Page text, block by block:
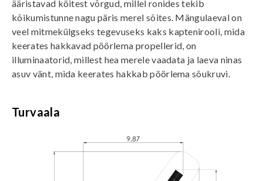
ääristavad köitest võrgud, millel ronides tekib
kõikumistunne nagu päris merel sõites. Mängulaeval on
veel mitmekülgseks tegevuseks kaks kaptenirooli, mida
keerates hakkavad pöörlema propellerid, on
illuminaatorid, millest hea merele vaadata ja laeva ninas
asuv vänt, mida keerates hakkab pöörlema sõukruvi.
Turvaala